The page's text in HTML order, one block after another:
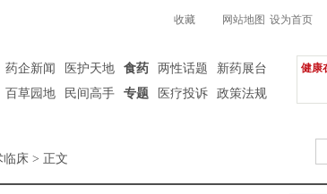
收藏 网站地图 设为首页
药企新闻 医护天地 食药 两性话题
新药展台
百草园地 民间高手 专题 医疗投诉 政策法规
健康
临床 > 正文